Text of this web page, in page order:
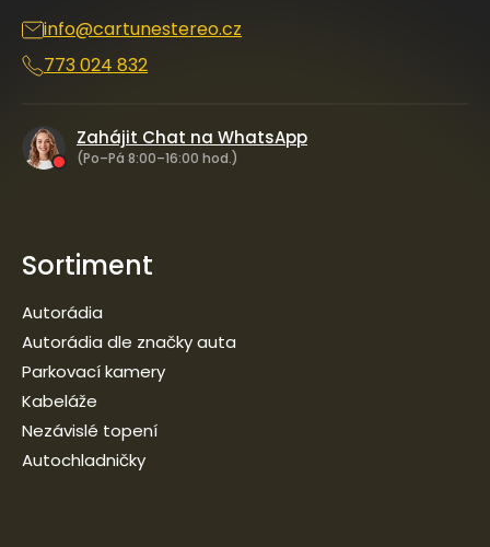
i
info@cartunestereo.cz
773 024 832
Zahájit Chat na WhatsApp
(Po–Pá 8:00–16:00 hod.)
Sortiment
Autorádia
Autorádia dle značky auta
Parkovací kamery
Kabeláže
Nezávislé topení
Autochladničky